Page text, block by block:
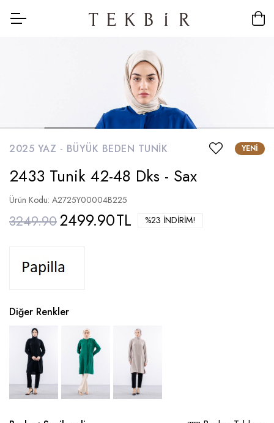
2025 YAZ - BÜYÜK BEDEN TUNIK YENI
2433 Tunik 42-48 Dks - Sax
Ürün Kodu: A2725Y00004B225
3249.902499.90TL %23 İNDIRIM!
Diğer Renkler